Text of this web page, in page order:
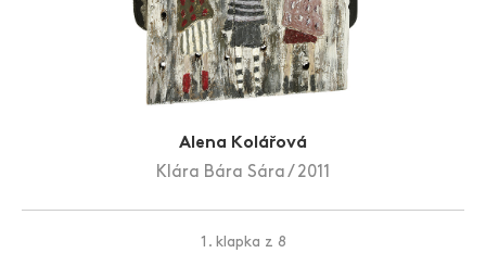
Alena Kolářová
Klára Bára Sára / 2011
1. klapka z 8